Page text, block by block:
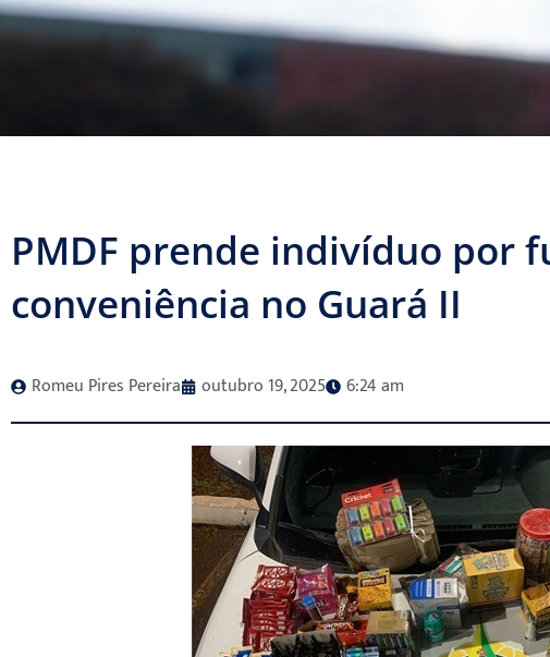
PMDF prende indivíduo por
conveniência no Guará II
Romeu Pires Pereira outubro 19, 2025 6:24 am